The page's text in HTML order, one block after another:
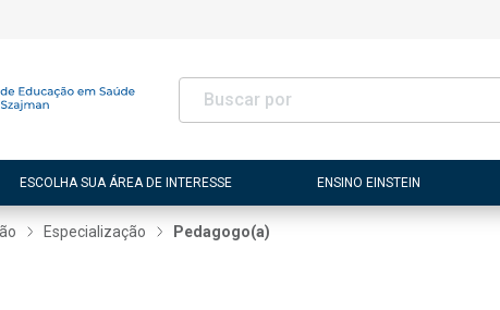
ESCOLHA SUA ÁREA DE INTERESSE ENSINO EINSTEIN
Especialização Pedagogo(a)